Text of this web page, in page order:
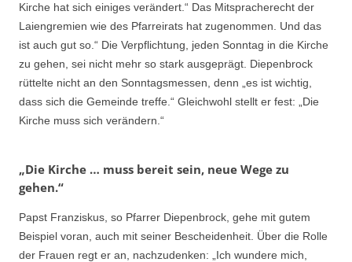
Kirche hat sich einiges verändert.“ Das Mitspracherecht der
Laiengremien wie des Pfarreirats hat zugenommen. Und das
ist auch gut so.“ Die Verpflichtung, jeden Sonntag in die Kirche
zu gehen, sei nicht mehr so stark ausgeprägt. Diepenbrock
rüttelte nicht an den Sonntagsmessen, denn „es ist wichtig,
dass sich die Gemeinde treffe.“ Gleichwohl stellt er fest: „Die
Kirche muss sich verändern.“
„Die Kirche … muss bereit sein, neue Wege zu
gehen.“
Papst Franziskus, so Pfarrer Diepenbrock, gehe mit gutem
Beispiel voran, auch mit seiner Bescheidenheit. Über die Rolle
der Frauen regt er an, nachzudenken: „Ich wundere mich,